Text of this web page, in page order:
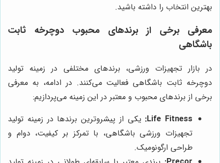
بهترین انتخاب را داشته باشید.
معرفی برخی از برندهای محبوب دوچرخه ثابت
باشگاهی
در بازار تجهیزات ورزشی، برندهای مختلفی در زمینه تولید
دوچرخه ثابت باشگاهی فعالیت می‌کنند. در ادامه، به معرفی
برخی از برندهای محبوب و معتبر در این زمینه می‌پردازیم:
Life Fitness: یکی از پیشروترین برندها در زمینه تولید
تجهیزات ورزشی باشگاهی، با تمرکز بر کیفیت، دوام و
طراحی ارگونومیک.